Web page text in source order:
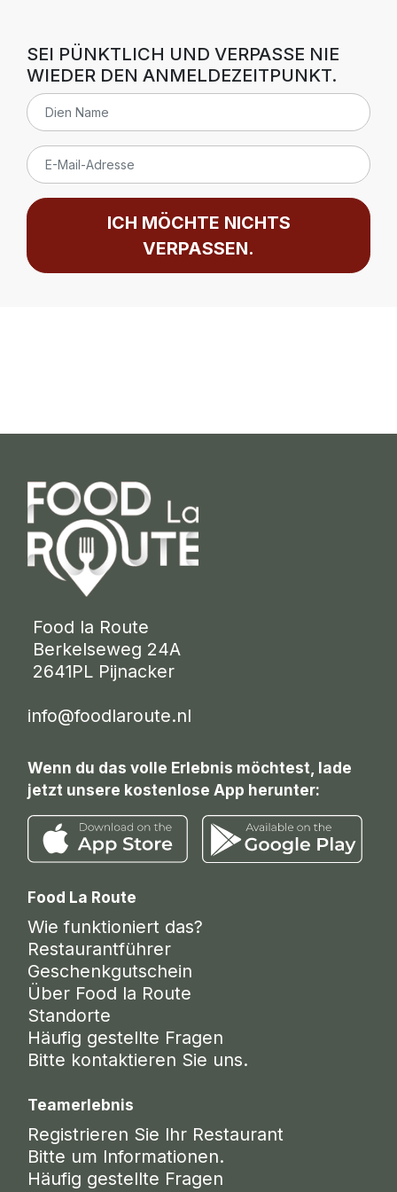
SEI PÜNKTLICH UND VERPASSE NIE
WIEDER DEN ANMELDEZEITPUNKT.
ICH MÖCHTE NICHTS
VERPASSEN.
Food la Route
Berkelseweg 24A
2641PL Pijnacker
info@foodlaroute.nl
Wenn du das volle Erlebnis möchtest, lade
jetzt unsere kostenlose App herunter:
Food La Route
Wie funktioniert das?
Restaurantführer
Geschenkgutschein
Über Food la Route
Standorte
Häufig gestellte Fragen
Bitte kontaktieren Sie uns.
Teamerlebnis
Registrieren Sie Ihr Restaurant
Bitte um Informationen.
Häufig gestellte Fragen